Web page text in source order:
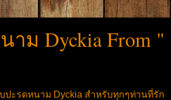
ม Dyckia From "
ปะรดหนาม Dyckia สำหรับทุกๆท่านที่รัก